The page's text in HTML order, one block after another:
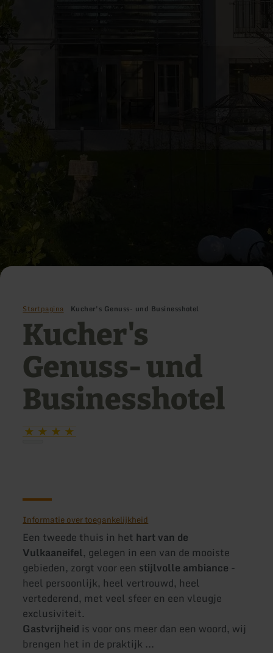
Startpagina Kucher's Genuss- und Businesshotel
Kucher's
Genuss- und
Businesshotel
Informatie over toegankelijkheid
Een tweede thuis in het hart van de
Vulkaaneifel, gelegen in een van de mooiste
gebieden, zorgt voor een stijlvolle ambiance -
heel persoonlijk, heel vertrouwd, heel
vertederend, met veel sfeer en een vleugje
exclusiviteit.
Gastvrijheid is voor ons meer dan een woord, wij
brengen het in de praktijk ...